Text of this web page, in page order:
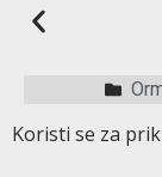
Koristi se za